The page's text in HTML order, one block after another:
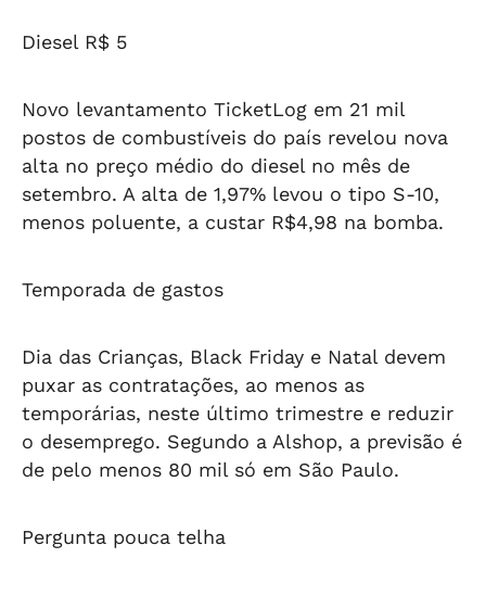
Diesel R$ 5
Novo levantamento TicketLog em 21 mil
postos de combustíveis do país revelou nova
alta no preço médio do diesel no mês de
setembro. A alta de 1,97% levou o tipo S-10,
menos poluente, a custar R$4,98 na bomba.
Temporada de gastos
Dia das Crianças, Black Friday e Natal devem
puxar as contratações, ao menos as
temporárias, neste último trimestre e reduzir
o desemprego. Segundo a Alshop, a previsão é
de pelo menos 80 mil só em São Paulo.
Pergunta pouca telha